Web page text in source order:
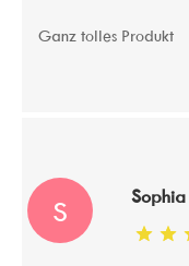
Ganz tolles Produkt
S Sophia